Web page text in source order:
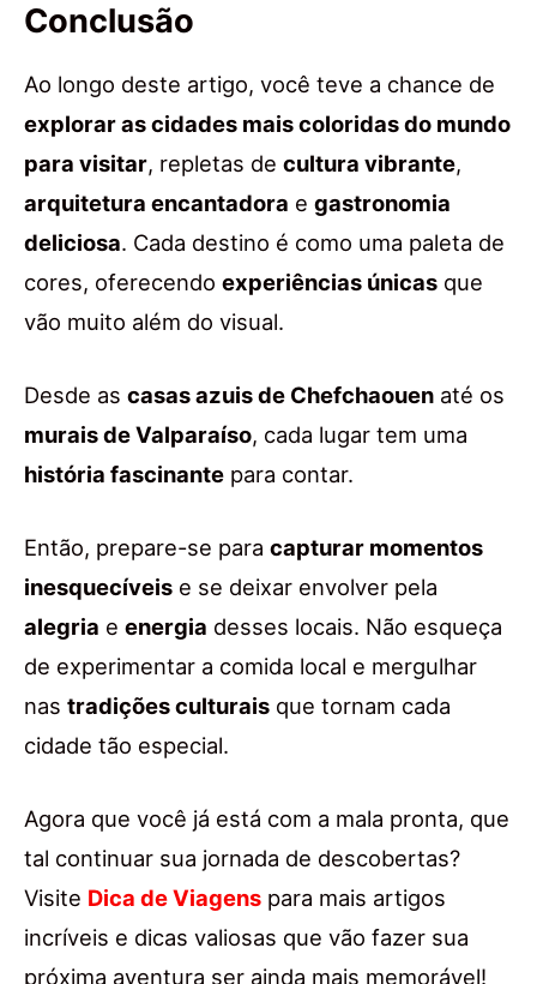
Conclusão
Ao longo deste artigo, você teve a chance de
explorar as cidades mais coloridas do mundo
para visitar, repletas de cultura vibrante,
arquitetura encantadora e gastronomia
deliciosa. Cada destino é como uma paleta de
cores, oferecendo experiências únicas que
vão muito além do visual.
Desde as casas azuis de Chefchaouen até os
murais de Valparaíso, cada lugar tem uma
história fascinante para contar.
Então, prepare-se para capturar momentos
inesquecíveis e se deixar envolver pela
alegria e energia desses locais. Não esqueça
de experimentar a comida local e mergulhar
nas tradições culturais que tornam cada
cidade tão especial.
Agora que você já está com a mala pronta, que
tal continuar sua jornada de descobertas?
Visite Dica de Viagens para mais artigos
incríveis e dicas valiosas que vão fazer sua
próxima aventura ser ainda mais memorável!